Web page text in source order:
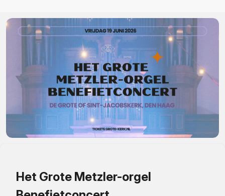
Het Grote Metzler-orgel